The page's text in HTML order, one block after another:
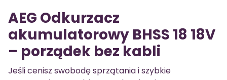
AEG Odkurzacz
akumulatorowy BHSS 18 18V
– porządek bez kabli
Jeśli cenisz swobodę sprzątania i szybkie